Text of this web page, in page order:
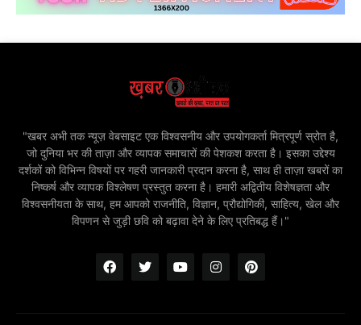
"खबर अभी तक न्यूज़ वेबसाइट एक विश्वसनीय और उपयोगकर्ता मित्रपूर्ण स्रोत है,
जो दुनिया भर की ताज़ा और व्यापक समाचारों की पेशकश करता है। इसका उद्देश्य
दर्शकों को विभिन्न विषयों पर गहरी जानकारी प्रदान करना है, साथ ही ताज़ा खबरों का
निष्कर्ष और व्यापक विश्लेषण प्रस्तुत करना है। हमारी अद्वितीय विशेषज्ञता और
विश्वसनीयता के साथ, हम आपको राजनीति, विज्ञान, प्रौद्योगिकी, साहित्य, खेल और
विपणन से जुड़ी छवि को बढ़ावा देने के लिए प्रतिबद्ध हैं।"